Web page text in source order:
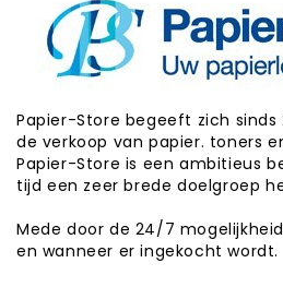
Papier-Store begeeft zich
de verkoop van papier. toners
Papier-Store is een ambitieus
tijd een zeer brede doelgroep
Mede door de 24/7
en wanneer er ingekocht wordt.